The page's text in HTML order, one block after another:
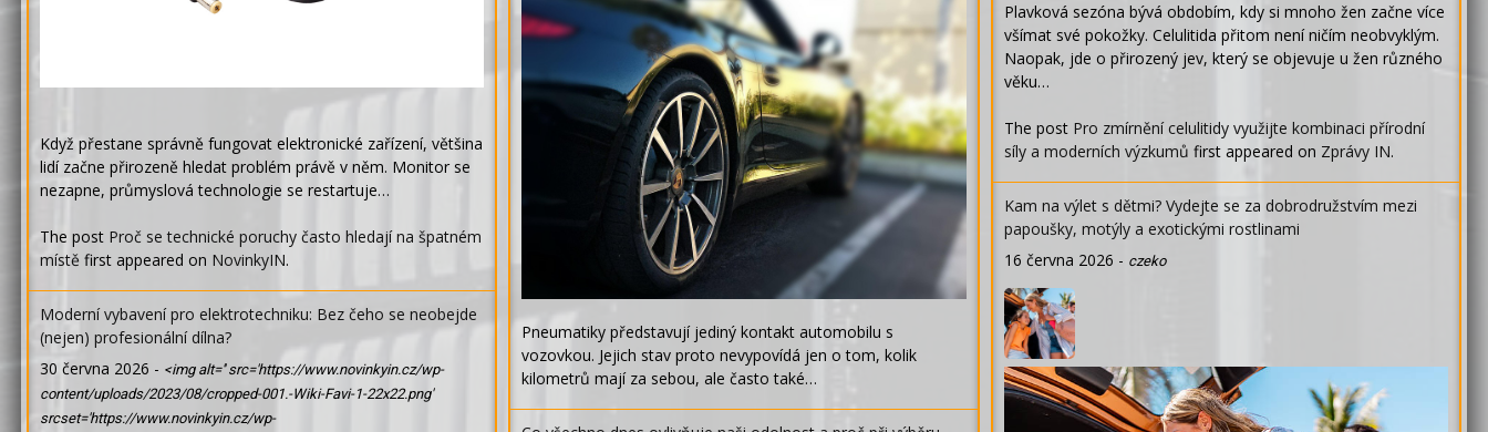
Když přestane správně fungovat elektronické zařízení, většina
lidí začne přirozeně hledat problém právě v něm. Monitor se
nezapne, průmyslová technologie se restartuje…
The post Proč se technické poruchy často hledají na špatném
místě first appeared on NovinkyIN.
Moderní vybavení pro elektrotechniku: Bez čeho se neobejde
(nejen) profesionální dílna?
30 června 2026 - <img alt='' src='https://www.novinkyin.cz/wp-
content/uploads/2023/08/cropped-001.-Wiki-Favi-1-22x22.png'
srcset='https://www.novinkyin.cz/wp-
Pneumatiky představují jediný kontakt automobilu s
vozovkou. Jejich stav proto nevypovídá jen o tom, kolik
kilometrů mají za sebou, ale často také…
Plavková sezóna bývá obdobím, kdy si mnoho žen začne více
všímat své pokožky. Celulitida přitom není ničím neobvyklým.
Naopak, jde o přirozený jev, který se objevuje u žen různého
věku…
The post Pro zmírnění celulitidy využijte kombinaci přírodní
síly a moderních výzkumů first appeared on Zprávy IN.
Kam na výlet s dětmi? Vydejte se za dobrodružstvím mezi
papoušky, motýly a exotickými rostlinami
16 června 2026 - czeko